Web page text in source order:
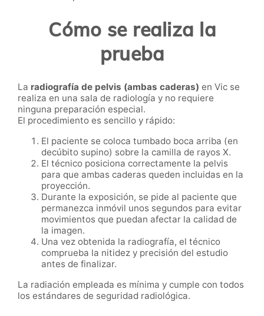
Cómo se realiza la
prueba
La radiografía de pelvis (ambas caderas) en Vic se
realiza en una sala de radiología y no requiere
ninguna preparación especial.
El procedimiento es sencillo y rápido:
El paciente se coloca tumbado boca arriba (en
decúbito supino) sobre la camilla de rayos X.
El técnico posiciona correctamente la pelvis
para que ambas caderas queden incluidas en la
proyección.
Durante la exposición, se pide al paciente que
permanezca inmóvil unos segundos para evitar
movimientos que puedan afectar la calidad de
la imagen.
Una vez obtenida la radiografía, el técnico
comprueba la nitidez y precisión del estudio
antes de finalizar.
La radiación empleada es mínima y cumple con todos
los estándares de seguridad radiológica.